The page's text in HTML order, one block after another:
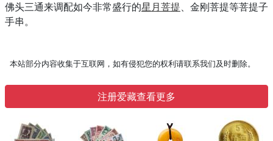
佛头三通来调配如今非常盛行的星月菩提、金刚菩提等菩提子
手串。
本站部分内容收集于互联网，如有侵犯您的权利请联系我们及时删除。
注册爱藏查看更多